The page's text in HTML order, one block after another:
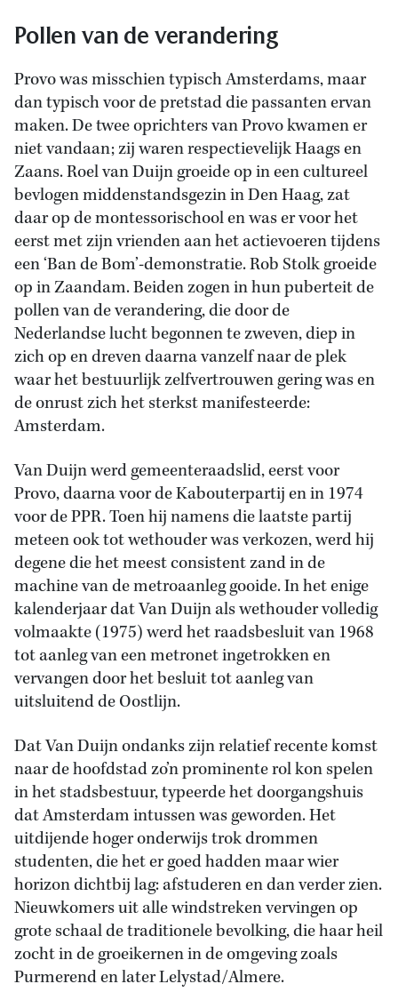
Pollen van de verandering
Provo was misschien typisch Amsterdams, maar
dan typisch voor de pretstad die passanten ervan
maken. De twee oprichters van Provo kwamen er
niet vandaan; zij waren respectievelijk Haags en
Zaans. Roel van Duijn groeide op in een cultureel
bevlogen middenstandsgezin in Den Haag, zat
daar op de montessorischool en was er voor het
eerst met zijn vrienden aan het actievoeren tijdens
een ‘Ban de Bom’-demonstratie. Rob Stolk groeide
op in Zaandam. Beiden zogen in hun puberteit de
pollen van de verandering, die door de
Nederlandse lucht begonnen te zweven, diep in
zich op en dreven daarna vanzelf naar de plek
waar het bestuurlijk zelfvertrouwen gering was en
de onrust zich het sterkst manifesteerde:
Amsterdam.
Van Duijn werd gemeenteraadslid, eerst voor
Provo, daarna voor de Kabouterpartij en in 1974
voor de PPR. Toen hij namens die laatste partij
meteen ook tot wethouder was verkozen, werd hij
degene die het meest consistent zand in de
machine van de metroaanleg gooide. In het enige
kalenderjaar dat Van Duijn als wethouder volledig
volmaakte (1975) werd het raadsbesluit van 1968
tot aanleg van een metronet ingetrokken en
vervangen door het besluit tot aanleg van
uitsluitend de Oostlijn.
Dat Van Duijn ondanks zijn relatief recente komst
naar de hoofdstad zo’n prominente rol kon spelen
in het stadsbestuur, typeerde het doorgangshuis
dat Amsterdam intussen was geworden. Het
uitdijende hoger onderwijs trok drommen
studenten, die het er goed hadden maar wier
horizon dichtbij lag: afstuderen en dan verder zien.
Nieuwkomers uit alle windstreken vervingen op
grote schaal de traditionele bevolking, die haar heil
zocht in de groeikernen in de omgeving zoals
Purmerend en later Lelystad/Almere.